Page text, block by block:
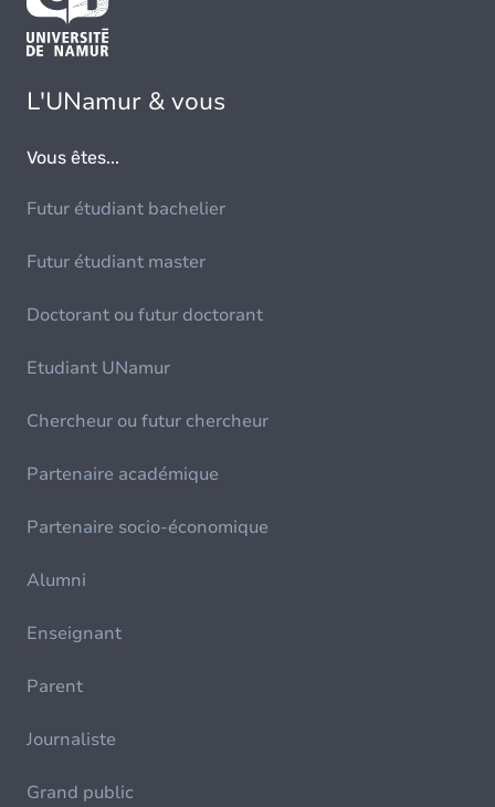
L'UNamur & vous
Vous êtes...
Futur étudiant bachelier
Futur étudiant master
Doctorant ou futur doctorant
Etudiant UNamur
Chercheur ou futur chercheur
Partenaire académique
Partenaire socio-économique
Alumni
Enseignant
Parent
Journaliste
Grand public